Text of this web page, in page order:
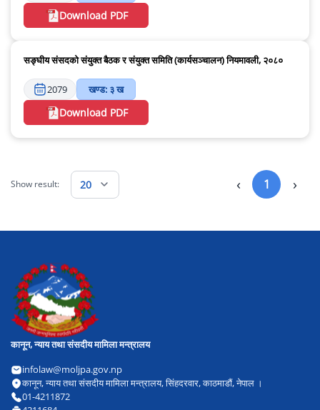
Download PDF
सङ्घीय संसदको संयुक्त बैठक र संयुक्त समिति (कार्यसञ्चालन) नियमावली, २०८०
2079 खण्ड: ३ ख
Download PDF
Show result: 20 ‹ 1 ›
कानून, न्याय तथा संसदीय मामिला मन्त्रालय
infolaw@moljpa.gov.np
कानून, न्याय तथा संसदीय मामिला मन्त्रालय, सिंहदरवार, काठमाडौं, नेपाल ।
01-4211872